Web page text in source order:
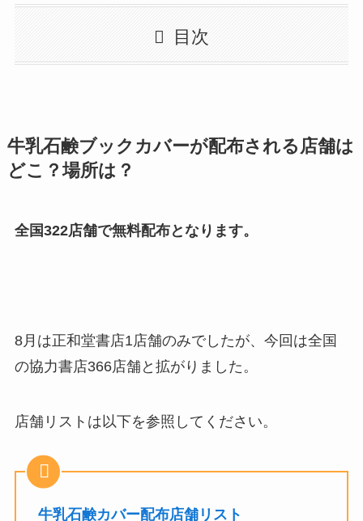
目次
牛乳石鹸ブックカバーが配布される店舗は
どこ？場所は？
全国322店舗で無料配布となります。
8月は正和堂書店1店舗のみでしたが、今回は全国
の協力書店366店舗と拡がりました。
店舗リストは以下を参照してください。
牛乳石鹸カバー配布店舗リスト